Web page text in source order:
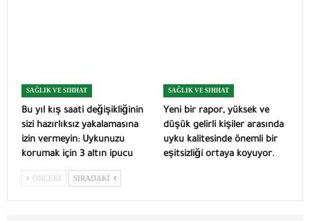
SAĞLIK VE SIHHAT
Bu yıl kış saati değişikliğinin
sizi hazırlıksız yakalamasına
izin vermeyin: Uykunuzu
korumak için 3 altın ipucu
SAĞLIK VE SIHHAT
Yeni bir rapor, yüksek ve
düşük gelirli kişiler arasında
uyku kalitesinde önemli bir
eşitsizliği ortaya koyuyor.
ÖNCEKI SIRADAKI